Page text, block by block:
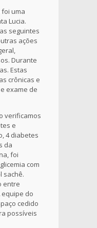
foi uma
Lucia.
seguintes
ações
Durante
Estas
crônicas e
exame de
verificamos
e
4 diabetes
da
foi
com
sachê.
entre
equipe do
cedido
possíveis